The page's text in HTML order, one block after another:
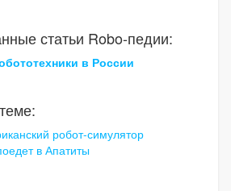
статьи Robo-педии:
в России
робот-симулятор
в Апатиты